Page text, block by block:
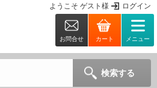
ようこそ ゲスト 様 ログイン
お問合せ カート メニュー
検索する